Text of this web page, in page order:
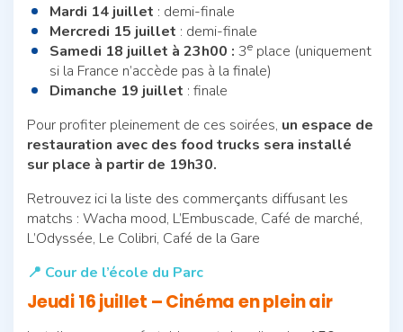
Mardi 14 juillet : demi-finale
Mercredi 15 juillet : demi-finale
Samedi 18 juillet à 23h00 : 3e place (uniquement
si la France n’accède pas à la finale)
Dimanche 19 juillet : finale
Pour profiter pleinement de ces soirées, un espace de
restauration avec des food trucks sera installé
sur place à partir de 19h30.
Retrouvez ici la liste des commerçants diffusant les
matchs : Wacha mood, L’Embuscade, Café de marché,
L’Odyssée, Le Colibri, Café de la Gare
📍 Cour de l’école du Parc
Jeudi 16 juillet – Cinéma en plein air